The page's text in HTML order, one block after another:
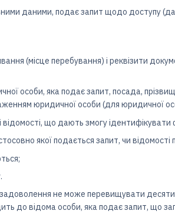
даними, подає запит щодо доступу
(місце перебування) і реквізити
особи, яка подає запит, посада,
юридичної особи (для юридичної
відомості, що дають змогу
якої подається запит, чи
не може перевищувати
до відома особи, яка подає запит, що